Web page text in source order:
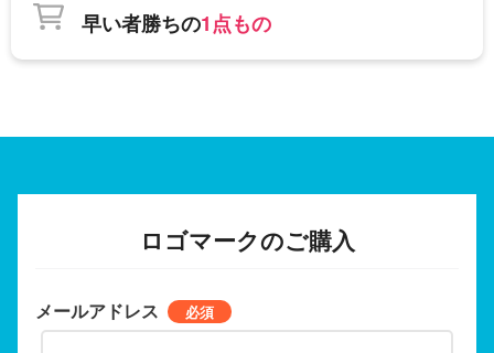
早い者勝ちの1点もの
ロゴマークのご購入
メールアドレス